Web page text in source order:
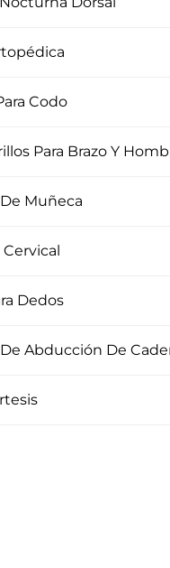
Codo
Para Brazo Y
Muñeca
Dedos
Abducción De